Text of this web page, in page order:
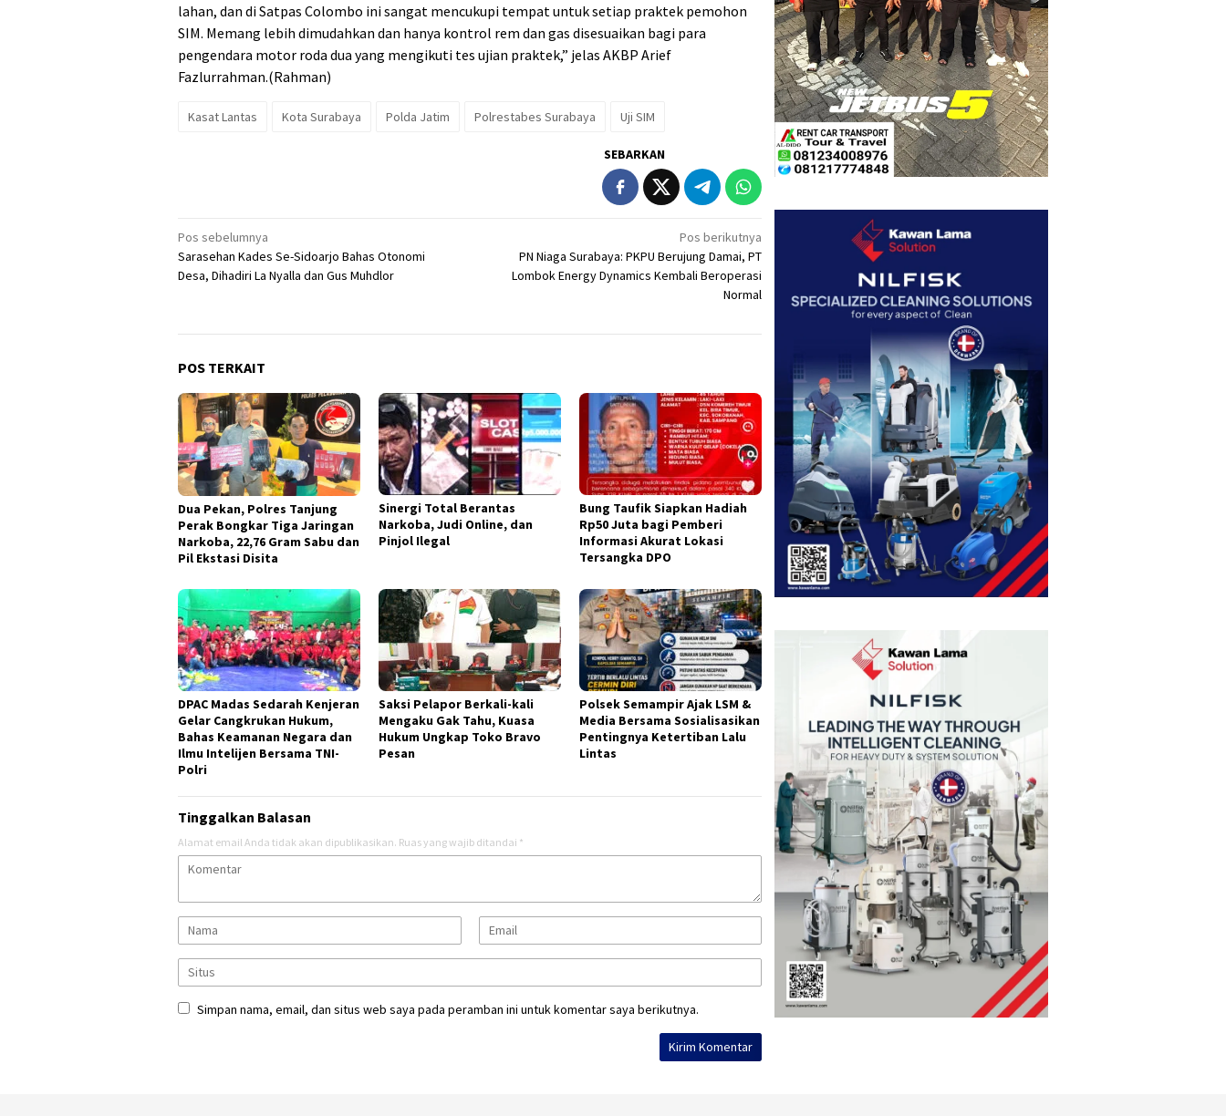
lahan, dan di Satpas Colombo ini sangat mencukupi tempat untuk setiap praktek pemohon
SIM. Memang lebih dimudahkan dan hanya kontrol rem dan gas disesuaikan bagi para
pengendara motor roda dua yang mengikuti tes ujian praktek,” jelas AKBP Arief
Fazlurrahman.(Rahman)
Kasat Lantas Kota Surabaya Polda Jatim Polrestabes Surabaya Uji SIM
SEBARKAN
Navigasi
pos
Pos sebelumnya
Sarasehan Kades Se-Sidoarjo Bahas Otonomi
Desa, Dihadiri La Nyalla dan Gus Muhdlor
Pos berikutnya
PN Niaga Surabaya: PKPU Berujung Damai, PT
Lombok Energy Dynamics Kembali Beroperasi
Normal
POS TERKAIT
Dua Pekan, Polres Tanjung
Perak Bongkar Tiga Jaringan
Narkoba, 22,76 Gram Sabu dan
Pil Ekstasi Disita
Sinergi Total Berantas
Narkoba, Judi Online, dan
Pinjol Ilegal
Bung Taufik Siapkan Hadiah
Rp50 Juta bagi Pemberi
Informasi Akurat Lokasi
Tersangka DPO
DPAC Madas Sedarah Kenjeran
Gelar Cangkrukan Hukum,
Bahas Keamanan Negara dan
Ilmu Intelijen Bersama TNI-
Polri
Saksi Pelapor Berkali-kali
Mengaku Gak Tahu, Kuasa
Hukum Ungkap Toko Bravo
Pesan
Polsek Semampir Ajak LSM &
Media Bersama Sosialisasikan
Pentingnya Ketertiban Lalu
Lintas
Tinggalkan Balasan
Alamat email Anda tidak akan dipublikasikan. Ruas yang wajib ditandai *
Simpan nama, email, dan situs web saya pada peramban ini untuk komentar saya berikutnya.